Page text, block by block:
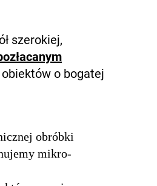
szerokiej,
o bogatej
obróbki
mikro-